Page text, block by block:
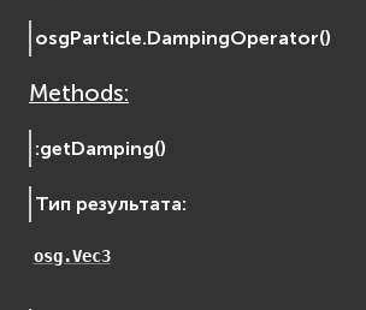
osgAnimation
osgGA
osgShadow
osgViewer
osgParticle.DampingOperator()
Methods:
:getDamping()
Тип результата:
osg.Vec3